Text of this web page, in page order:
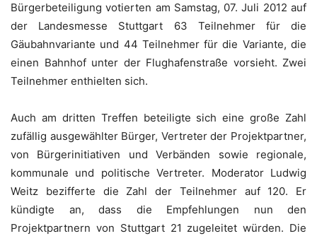
Bürgerbeteiligung votierten am Samstag, 07. Juli 2012 auf
der Landesmesse Stuttgart 63 Teilnehmer für die
Gäubahnvariante und 44 Teilnehmer für die Variante, die
einen Bahnhof unter der Flughafenstraße vorsieht. Zwei
Teilnehmer enthielten sich.
Auch am dritten Treffen beteiligte sich eine große Zahl
zufällig ausgewählter Bürger, Vertreter der Projektpartner,
von Bürgerinitiativen und Verbänden sowie regionale,
kommunale und politische Vertreter. Moderator Ludwig
Weitz bezifferte die Zahl der Teilnehmer auf 120. Er
kündigte an, dass die Empfehlungen nun den
Projektpartnern von Stuttgart 21 zugeleitet würden. Die